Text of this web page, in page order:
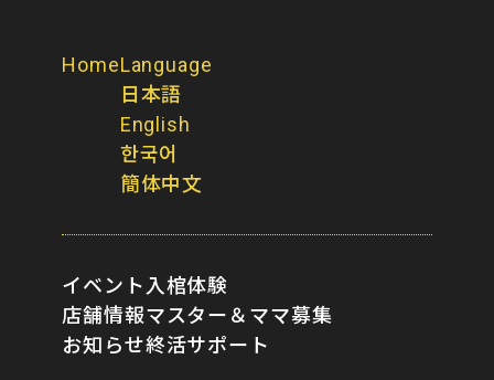
HomeLanguage
日本語
English
한국어
簡体中文
イベント
店舗情報
お知らせ
入棺体験
マスター＆ママ募集
終活サポート